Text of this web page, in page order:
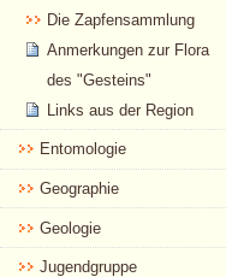
Die Zapfensammlung
Anmerkungen zur Flora
des "Gesteins"
Links aus der Region
Entomologie
Geographie
Geologie
Jugendgruppe